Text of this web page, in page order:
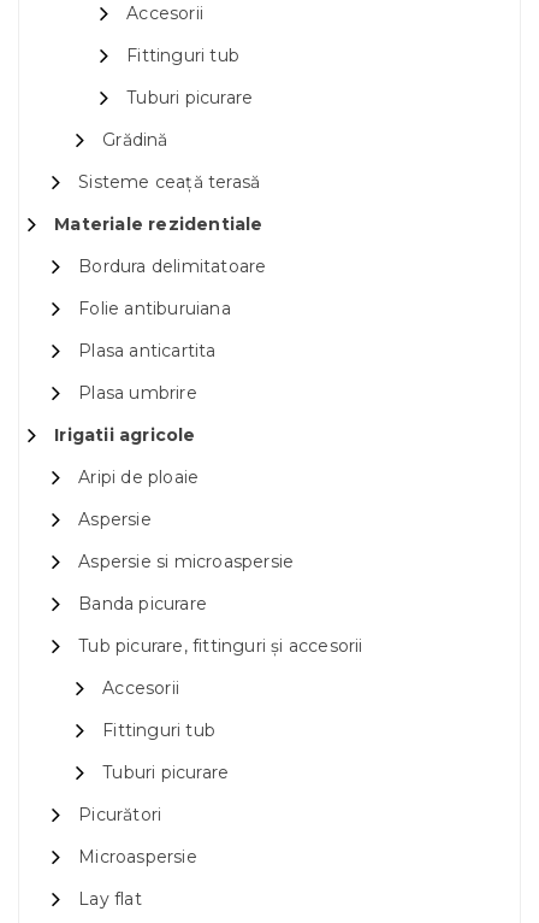
Accesorii
Fittinguri tub
Tuburi picurare
Grădină
Sisteme ceață terasă
Materiale rezidentiale
Bordura delimitatoare
Folie antiburuiana
Plasa anticartita
Plasa umbrire
Irigatii agricole
Aripi de ploaie
Aspersie
Aspersie si microaspersie
Banda picurare
Tub picurare, fittinguri și accesorii
Accesorii
Fittinguri tub
Tuburi picurare
Picurători
Microaspersie
Lay flat